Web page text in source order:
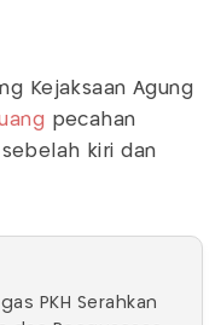
Kejaksaan Agung
pecahan
kiri dan
PKH Serahkan